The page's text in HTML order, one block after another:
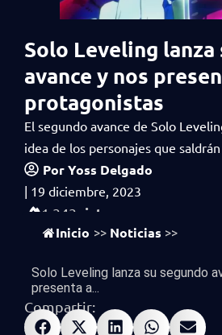
Solo Leveling lanza
avance y nos
protagonistas
El segundo avance de Solo
idea de los personajes que
PorYoss Delgado
| 19 diciembre, 2023
1,343 vistas
Inicio >> Noticias >>
Solo Leveling lanza su segundo
presenta a...
Compartir: